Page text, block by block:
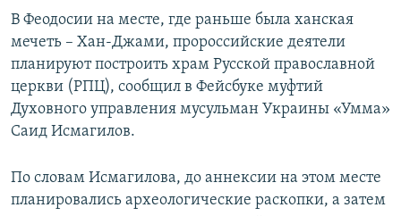
В Феодосии на месте, где раньше была ханская
мечеть – Хан-Джами, пророссийские деятели
планируют построить храм Русской православной
церкви (РПЦ), сообщил в Фейсбуке муфтий
Духовного управления мусульман Украины «Умма»
Саид Исмагилов.
По словам Исмагилова, до аннексии на этом месте
планировались археологические раскопки, а затем